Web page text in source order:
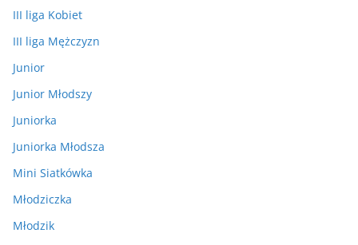
III liga Kobiet
III liga Mężczyzn
Junior
Junior Młodszy
Juniorka
Juniorka Młodsza
Mini Siatkówka
Młodziczka
Młodzik